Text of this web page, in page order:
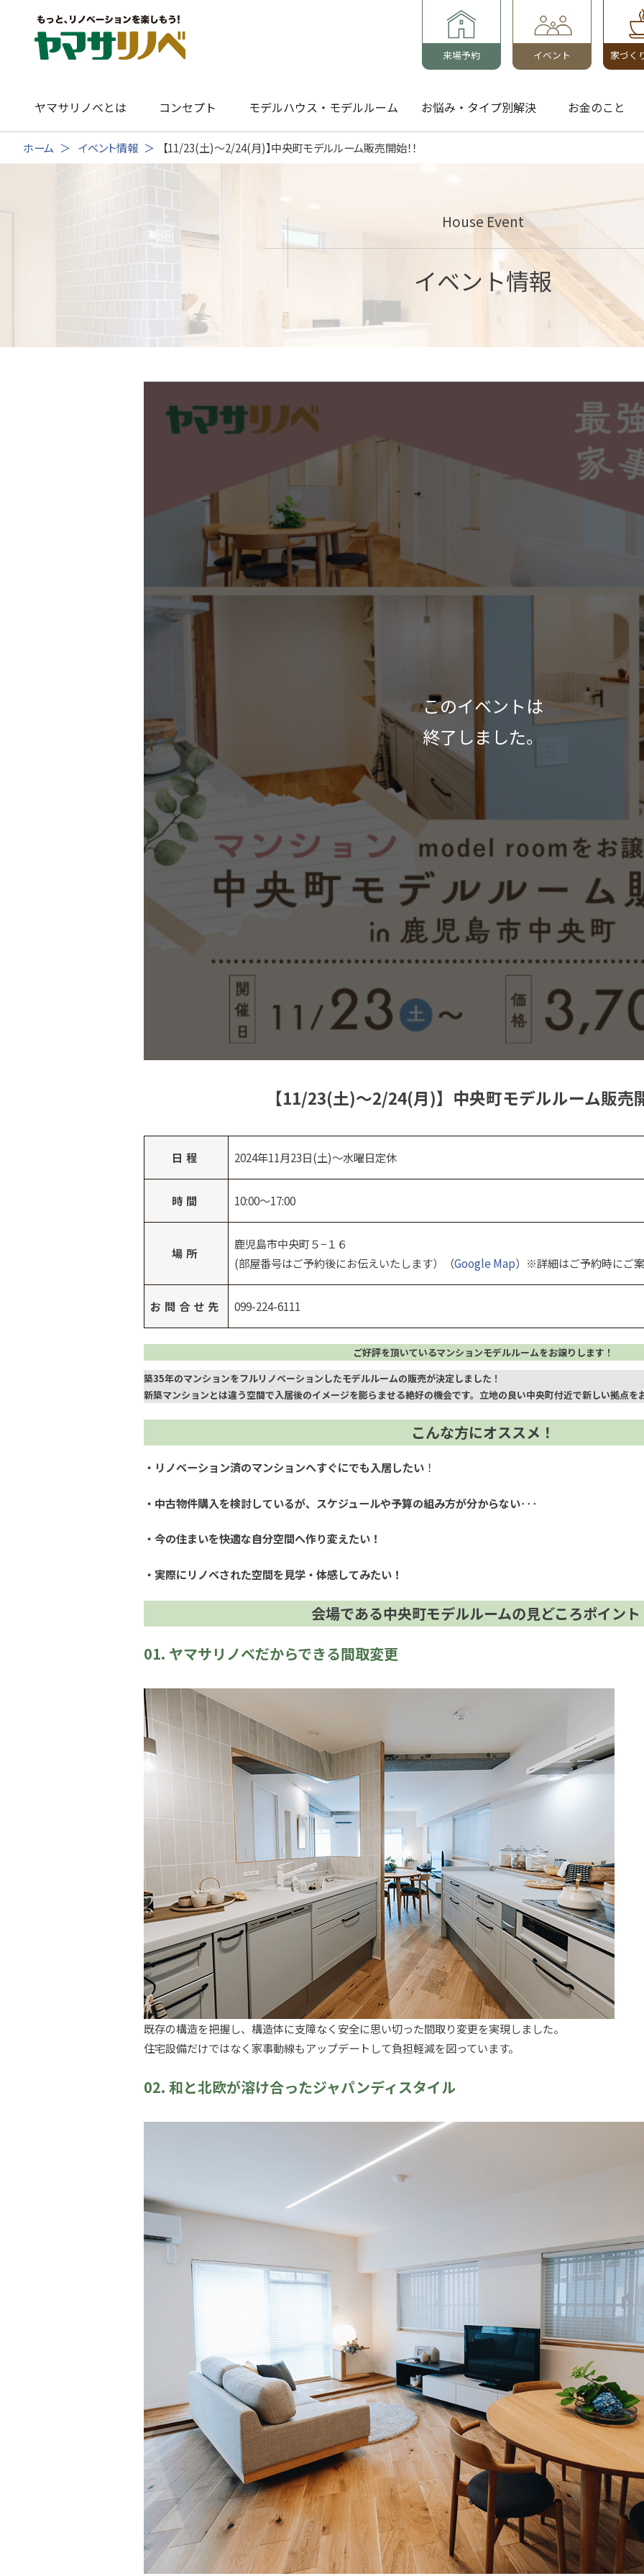
content
来場予約 イベント 家づく
ヤマサリノベとは コンセプト モデルハウス・モデルルーム お悩み・タイプ別解決 お金のこと
ホーム イベント情報 【11/23(土)～2/24(月)】中央町モデルルーム販売開始！！
House Event
イベント情報
【11/23(土)～2/24(月)】中央町モデルルーム販売
日程 2024年11月23日(土)～水曜日定休
時間 10:00～17:00
場所
鹿児島市中央町５−１６
(部屋番号はご予約後にお伝えいたします）（Google Map）※詳細はご予約時にご
お問合せ先 099-224-6111
ご好評を頂いているマンションモデルルームをお譲りします！
築35年のマンションをフルリノベーションしたモデルルームの販売が決定しました！
新築マンションとは違う空間で入居後のイメージを膨らませる絶好の機会です。立地の良い中央町付近で新しい拠点を
こんな方にオススメ！
・リノベーション済のマンションへすぐにでも入居したい ！
・中古物件購入を検討しているが、スケジュールや予算の組み方が分からない･･･
・今の住まいを快適な自分空間へ作り変えたい！
・実際にリノベされた空間を見学・体感してみたい！
会場である中央町モデルルームの見どころポイン
01. ヤマサリノベだからできる間取変更
既存の構造を把握し、構造体に支障なく安全に思い切った間取り変更を実現しました。
住宅設備だけではなく家事動線もアップデートして負担軽減を図っています。
02. 和と北欧が溶け合ったジャパンディスタイル